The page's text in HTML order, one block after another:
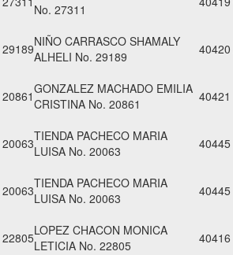
No. 27311
29189NIÑO CARRASCO SHAMALY
ALHELI No. 29189
40420
20861GONZALEZ MACHADO EMILIA
CRISTINA No. 20861
40421
20063TIENDA PACHECO MARIA
LUISA No. 20063
40445
20063TIENDA PACHECO MARIA
LUISA No. 20063
40445
22805LOPEZ CHACON MONICA
LETICIA No. 22805
40416